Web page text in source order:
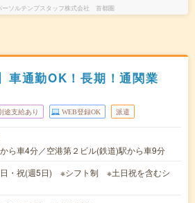
ーソルテンプスタッフ株式会社 首都圏
車通勤OK！長期！通関業
途支給あり WEB登録OK 派遣
ら車4分／空港第２ビル(鉄道)駅から車9分
日・祝(週5日) ※シフト制 ※土日祝を含むシ